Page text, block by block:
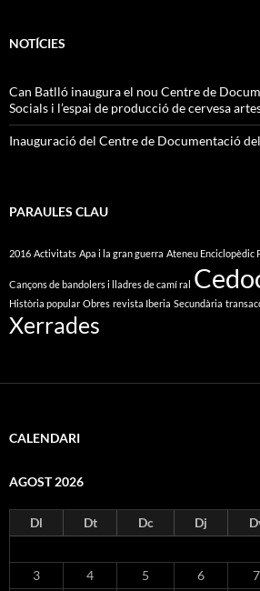
NOTÍCIES
Can Batlló inaugura el nou Centre de
Socials i l’espai de producció de cervesa
Inauguració del Centre de Documentació
PARAULES CLAU
2016 Activitats Apa i la gran guerra Ateneu Enciclopèdic
Cançons de bandolers i lladres de camí ral
Història popular Obres revista Iberia Secundària
Xerrades
CALENDARI
AGOST 2026
Dl Dt Dc Dj
3
4 5 6 7